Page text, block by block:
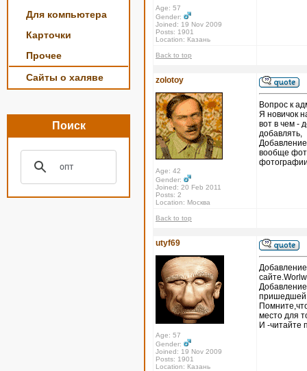
Для компьютера
Карточки
Прочее
Сайты о халяве
Поиск
Age: 57
Gender:
Joined: 19 Nov 2009
Posts: 1901
Location: Казань
Back to top
zolotoy
Age: 42
Gender:
Joined: 20 Feb 2011
Posts: 2
Location: Москва
Вопрос к
Я новичок
вот в чем -
добавлять,
вообще
Back to top
utyf69
Age: 57
Gender:
Joined: 19 Nov 2009
Posts: 1901
Location: Казань
пришедшей
место для
И -читайте